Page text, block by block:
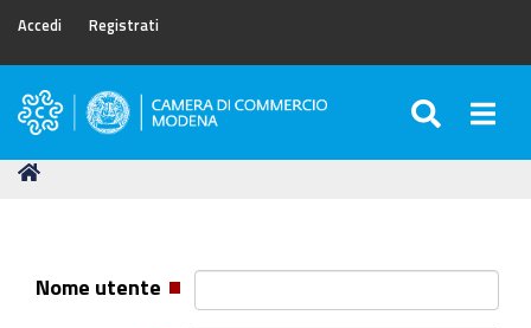
Accedi Registrati
Camera
Commercio
Tu
Nome utente